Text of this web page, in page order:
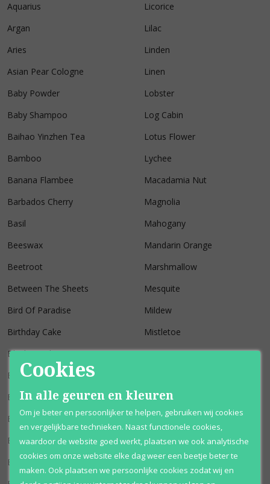
Aquarius
Argan
Aries
Asian Pear Cologne
Baby Powder
Baby Shampoo
Baihao Yinzhen Tea
Bamboo
Banana Flambee
Barbados Cherry
Basil
Beeswax
Beetroot
Between The Sheets
Bird Of Paradise
Birthday Cake
Black Bamboo
Blackberry Pie
Black Ginger
Black Pepper
Black Russian
Blood Lime
Licorice
Lilac
Linden
Linen
Lobster
Log Cabin
Lotus Flower
Lychee
Macadamia Nut
Magnolia
Mahogany
Mandarin Orange
Marshmallow
Mesquite
Mildew
Mistletoe
Mojito
Morocco
Mountain Air
Mountain Laurel
Mulled Cider
Cookies
In alle geuren en kleuren
Om je beter en persoonlijker te helpen, gebruiken wij cookies
en vergelijkbare technieken. Naast functionele cookies,
waardoor de website goed werkt, plaatsen we ook analytische
cookies om onze website elke dag weer een beetje beter te
maken. Ook plaatsen we persoonlijke cookies zodat wij en